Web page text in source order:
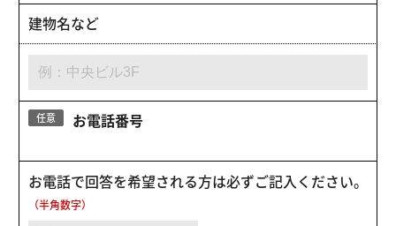
建物名など
任意 お電話番号
お電話で回答を希望される方は必ずご記入ください。
（半角数字）